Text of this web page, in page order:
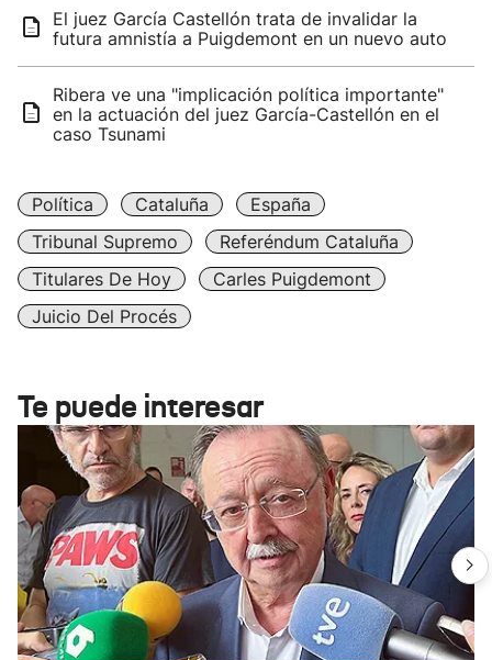
El juez García Castellón trata de invalidar la
futura amnistía a Puigdemont en un nuevo auto
Ribera ve una "implicación política importante"
en la actuación del juez García-Castellón en el
caso Tsunami
Política Cataluña
España
Tribunal Supremo
Referéndum Cataluña
Titulares De Hoy
Carles Puigdemont
Juicio Del Procés
Te puede interesar